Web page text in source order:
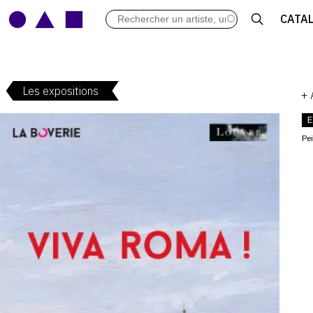
ARCHIVES DES EXPOSITIONS
Les expositions +